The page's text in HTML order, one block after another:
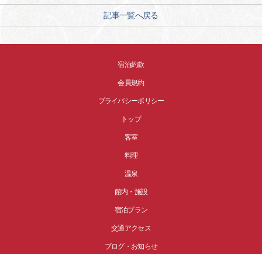
記事一覧へ戻る
宿泊約款
会員規約
プライバシーポリシー
トップ
客室
料理
温泉
館内・施設
宿泊プラン
交通アクセス
ブログ・お知らせ